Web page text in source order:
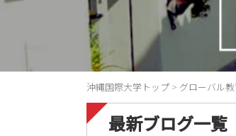
沖縄国際大学トップ > グローバル
最新ブログ一覧